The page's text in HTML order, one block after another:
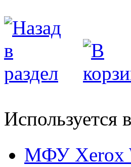
Используется
МФУ Xerox